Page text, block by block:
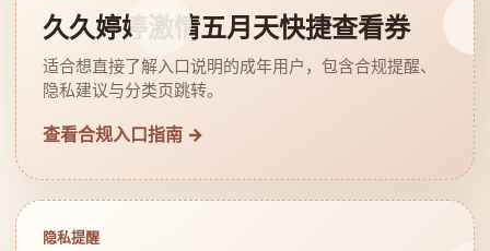
久久婷婷激情五月天快捷查看券
适合想直接了解入口说明的成年用户，包含合规提醒、
隐私建议与分类页跳转。
查看合规入口指南 →
隐私提醒